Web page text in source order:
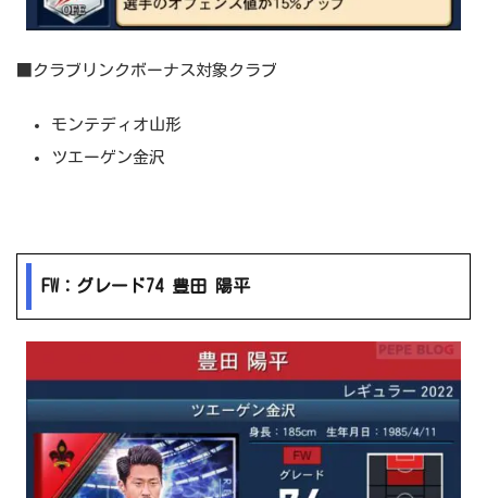
■クラブリンクボーナス対象クラブ
モンテディオ山形
ツエーゲン金沢
FW：グレード74 豊田 陽平